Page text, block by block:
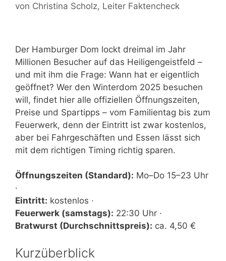
von Christina Scholz, Leiter Faktencheck
Der Hamburger Dom lockt dreimal im Jahr
Millionen Besucher auf das Heiligengeistfeld –
und mit ihm die Frage: Wann hat er eigentlich
geöffnet? Wer den Winterdom 2025 besuchen
will, findet hier alle offiziellen Öffnungszeiten,
Preise und Spartipps – vom Familientag bis zum
Feuerwerk, denn der Eintritt ist zwar kostenlos,
aber bei Fahrgeschäften und Essen lässt sich
mit dem richtigen Timing richtig sparen.
Öffnungszeiten (Standard): Mo–Do 15–23 Uhr
·
Eintritt: kostenlos ·
Feuerwerk (samstags): 22:30 Uhr ·
Bratwurst (Durchschnittspreis): ca. 4,50 €
Kurzüberblick